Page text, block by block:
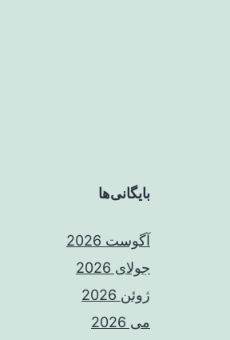
بایگانی‌ها
آگوست 2026
جولای 2026
ژوئن 2026
می 2026